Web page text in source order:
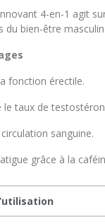
4-en-1 agit
du bien-être masculin.
fonction érectile.
le taux de
sanguine.
grâce à la